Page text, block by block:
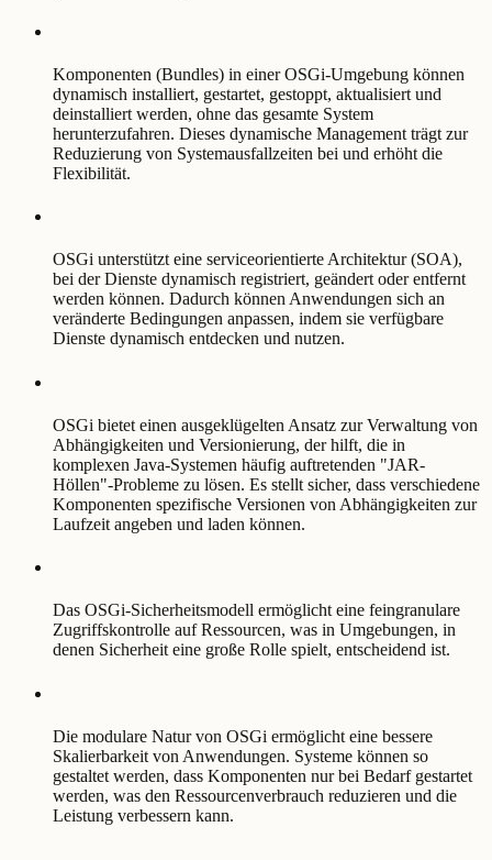
Komponenten (Bundles) in einer OSGi-Umgebung können
dynamisch installiert, gestartet, gestoppt, aktualisiert und
deinstalliert werden, ohne das gesamte System
herunterzufahren. Dieses dynamische Management trägt zur
Reduzierung von Systemausfallzeiten bei und erhöht die
Flexibilität.
OSGi unterstützt eine serviceorientierte Architektur (SOA),
bei der Dienste dynamisch registriert, geändert oder entfernt
werden können. Dadurch können Anwendungen sich an
veränderte Bedingungen anpassen, indem sie verfügbare
Dienste dynamisch entdecken und nutzen.
OSGi bietet einen ausgeklügelten Ansatz zur Verwaltung von
Abhängigkeiten und Versionierung, der hilft, die in
komplexen Java-Systemen häufig auftretenden "JAR-
Höllen"-Probleme zu lösen. Es stellt sicher, dass verschiedene
Komponenten spezifische Versionen von Abhängigkeiten zur
Laufzeit angeben und laden können.
Das OSGi-Sicherheitsmodell ermöglicht eine feingranulare
Zugriffskontrolle auf Ressourcen, was in Umgebungen, in
denen Sicherheit eine große Rolle spielt, entscheidend ist.
Die modulare Natur von OSGi ermöglicht eine bessere
Skalierbarkeit von Anwendungen. Systeme können so
gestaltet werden, dass Komponenten nur bei Bedarf gestartet
werden, was den Ressourcenverbrauch reduzieren und die
Leistung verbessern kann.